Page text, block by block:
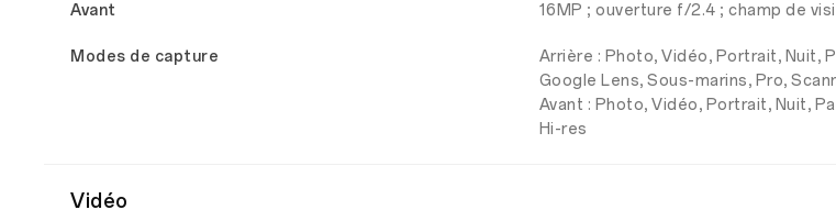
Avant 16MP ; ouverture f/2.4 ; champ de
Modes de capture
Arrière : Photo, Vidéo, Portrait, Nuit,
Google Lens, Sous-marins, Pro,
Avant : Photo, Vidéo, Portrait, Nuit,
Hi-res
Vidéo